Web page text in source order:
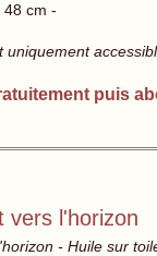
48 cm -
puis
vers l'horizon
- Huile sur